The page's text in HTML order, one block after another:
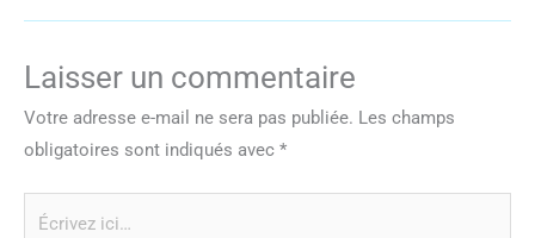
Laisser un commentaire
Votre adresse e-mail ne sera pas publiée. Les champs
obligatoires sont indiqués avec *